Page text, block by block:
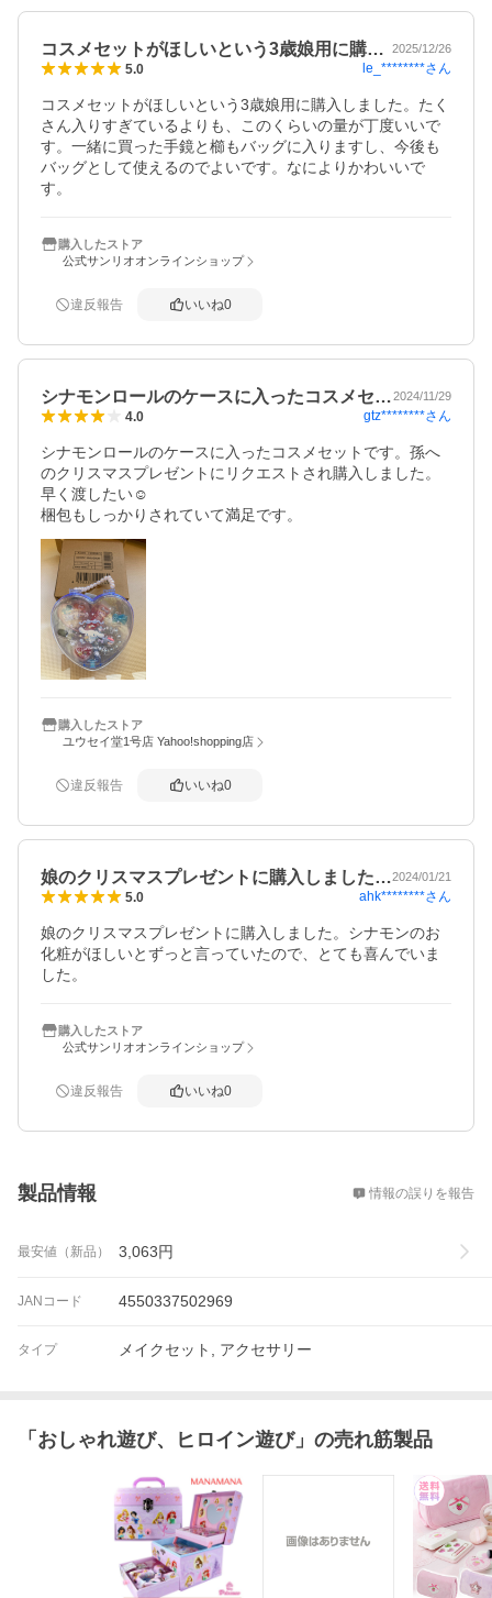
コスメセットがほしいという3歳娘用に購… 2025/12/26
5.0 le_********さん
コスメセットがほしいという3歳娘用に購入しました。たく
さん入りすぎているよりも、このくらいの量が丁度いいで
す。一緒に買った手鏡と櫛もバッグに入りますし、今後も
バッグとして使えるのでよいです。なによりかわいいで
す。
購入したストア
公式サンリオオンラインショップ
違反報告 いいね0
シナモンロールのケースに入ったコスメセ…2024/11/29
4.0 gtz********さん
シナモンロールのケースに入ったコスメセットです。孫へ
のクリスマスプレゼントにリクエストされ購入しました。
早く渡したい☺️
梱包もしっかりされていて満足です。
購入したストア
ユウセイ堂1号店 Yahoo!shopping店
違反報告 いいね0
娘のクリスマスプレゼントに購入しました…2024/01/21
5.0 ahk********さん
娘のクリスマスプレゼントに購入しました。シナモンのお
化粧がほしいとずっと言っていたので、とても喜んでいま
した。
購入したストア
公式サンリオオンラインショップ
違反報告 いいね0
製品情報 情報の誤りを報告
最安値（新品） 3,063円
JANコード 4550337502969
タイプ メイクセット, アクセサリー
「 おしゃれ遊び、ヒロイン遊び」の売れ筋製品